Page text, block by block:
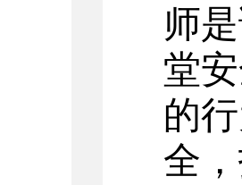
师
堂
的
全